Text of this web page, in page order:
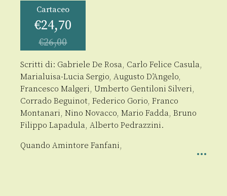
Cartaceo
€24,70
€26,00
Scritti di: Gabriele De Rosa, Carlo Felice Casula,
Marialuisa-Lucia Sergio, Augusto D’Angelo,
Francesco Malgeri, Umberto Gentiloni Silveri,
Corrado Beguinot, Federico Gorio, Franco
Montanari, Nino Novacco, Mario Fadda, Bruno
Filippo Lapadula, Alberto Pedrazzini.
Quando Amintore Fanfani,